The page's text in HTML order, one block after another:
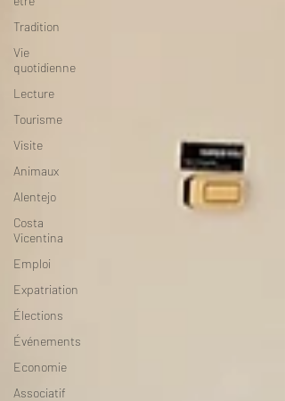
Tradition
Vie
quotidienne
Lecture
Tourisme
Visite
Animaux
Alentejo
Costa
Vicentina
Emploi
Expatriation
Élections
Événements
Economie
Associatif